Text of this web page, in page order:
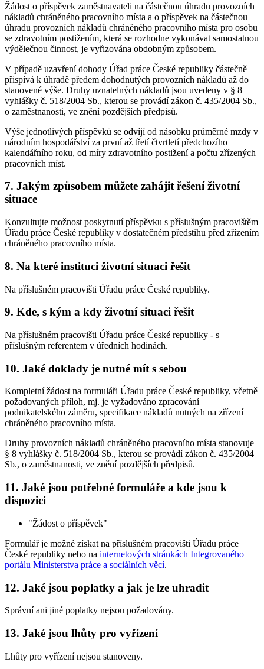
Žádost o příspěvek zaměstnavateli na částečnou úhradu provozních
nákladů chráněného pracovního místa a o příspěvek na částečnou
úhradu provozních nákladů chráněného pracovního místa pro osobu
se zdravotním postižením, která se rozhodne vykonávat samostatnou
výdělečnou činnost, je vyřizována obdobným způsobem.
V případě uzavření dohody Úřad práce České republiky částečně
přispívá k úhradě předem dohodnutých provozních nákladů až do
stanovené výše. Druhy uznatelných nákladů jsou uvedeny v § 8
vyhlášky č. 518/2004 Sb., kterou se provádí zákon č. 435/2004 Sb.,
o zaměstnanosti, ve znění pozdějších předpisů.
Výše jednotlivých příspěvků se odvíjí od násobku průměrné mzdy v
národním hospodářství za první až třetí čtvrtletí předchozího
kalendářního roku, od míry zdravotního postižení a počtu zřízených
pracovních míst.
7. Jakým způsobem můžete zahájit řešení životní
situace
Konzultujte možnost poskytnutí příspěvku s příslušným pracovištěm
Úřadu práce České republiky v dostatečném předstihu před zřízením
chráněného pracovního místa.
8. Na které instituci životní situaci řešit
Na příslušném pracovišti Úřadu práce České republiky.
9. Kde, s kým a kdy životní situaci řešit
Na příslušném pracovišti Úřadu práce České republiky - s
příslušným referentem v úředních hodinách.
10. Jaké doklady je nutné mít s sebou
Kompletní žádost na formuláři Úřadu práce České republiky, včetně
požadovaných příloh, mj. je vyžadováno zpracování
podnikatelského záměru, specifikace nákladů nutných na zřízení
chráněného pracovního místa.
Druhy provozních nákladů chráněného pracovního místa stanovuje
§ 8 vyhlášky č. 518/2004 Sb., kterou se provádí zákon č. 435/2004
Sb., o zaměstnanosti, ve znění pozdějších předpisů.
11. Jaké jsou potřebné formuláře a kde jsou k
dispozici
"Žádost o příspěvek"
Formulář je možné získat na příslušném pracovišti Úřadu práce
České republiky nebo na internetových stránkách Integrovaného
portálu Ministerstva práce a sociálních věcí.
12. Jaké jsou poplatky a jak je lze uhradit
Správní ani jiné poplatky nejsou požadovány.
13. Jaké jsou lhůty pro vyřízení
Lhůty pro vyřízení nejsou stanoveny.